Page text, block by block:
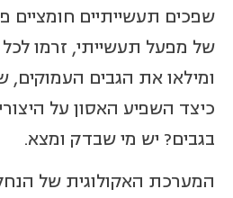
שפכים תעשייתיים חומציים
של מפעל תעשייתי, זרמו
ומילאו את הגבים העמוקים,
כיצד השפיע האסון על
בגבים? יש מי שבדק ומצא.
המערכת האקולוגית של